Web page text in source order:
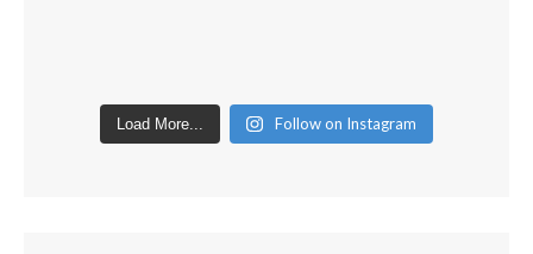
Load More... Follow on Instagram